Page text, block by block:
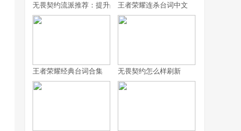
无畏契约流派推荐：提升战术深度，选择适合自己的战斗风格
王者荣耀连杀台词中文
王者荣耀经典台词合集 无畏契约怎么样刷新